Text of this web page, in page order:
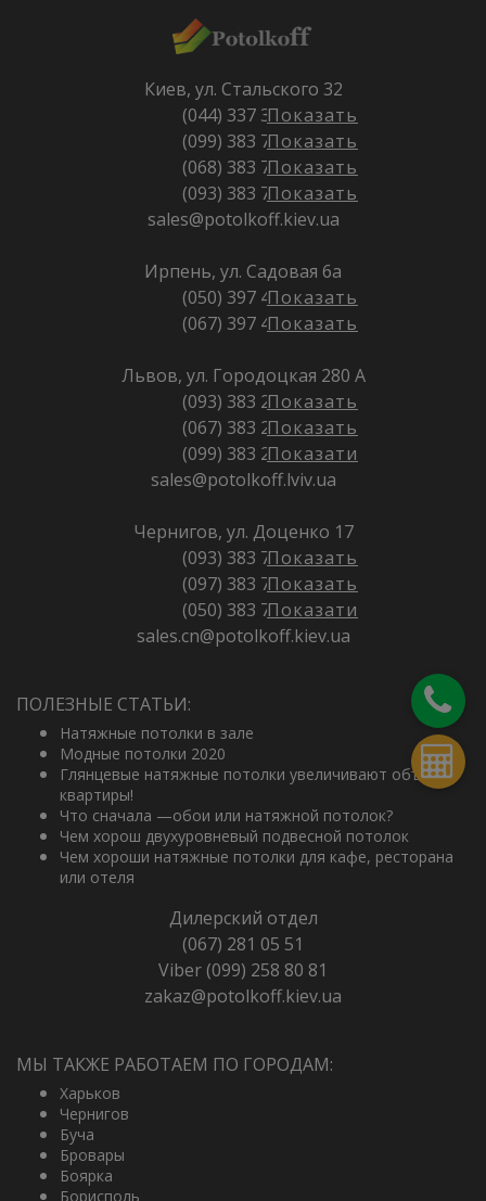
Киев, ул. Стальского 32
(044) 337 32 23Показать
(099) 383 71 72Показать
(068) 383 71 72Показать
(093) 383 71 72Показать
sales@potolkoff.kiev.ua
Ирпень, ул. Садовая 6а
(050) 397 49 79Показать
(067) 397 49 79Показать
Львов, ул. Городоцкая 280 А
(093) 383 22 77Показать
(067) 383 22 77Показать
(099) 383 22 77Показати
sales@potolkoff.lviv.ua
Чернигов, ул. Доценко 17
(093) 383 71 73Показать
(097) 383 71 73Показать
(050) 383 71 73Показати
sales.cn@potolkoff.kiev.ua
ПОЛЕЗНЫЕ СТАТЬИ:
Натяжные потолки в зале
Модные потолки 2020
Глянцевые натяжные потолки увеличивают объем
квартиры!
Что сначала —обои или натяжной потолок?
Чем хорош двухуровневый подвесной потолок
Чем хороши натяжные потолки для кафе, ресторана
или отеля
Дилерский отдел
(067) 281 05 51
Viber (099) 258 80 81
zakaz@potolkoff.kiev.ua
МЫ ТАКЖЕ РАБОТАЕМ ПО ГОРОДАМ:
Харьков
Чернигов
Буча
Бровары
Боярка
Борисполь